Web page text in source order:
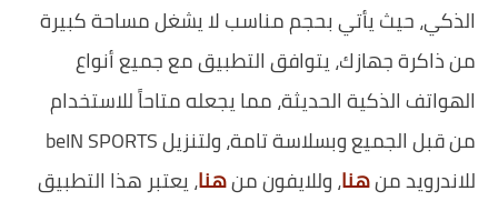
الذكي، حيث يأتي بحجم مناسب لا يشغل مساحة كبيرة
من ذاكرة جهازك، يتوافق التطبيق مع جميع أنواع
الهواتف الذكية الحديثة، مما يجعله متاحاً للاستخدام
من قبل الجميع وبسلاسة تامة، ولتنزيل beIN SPORTS
للاندرويد منهنا، وللايفون منهنا، يعتبر هذا التطبيق